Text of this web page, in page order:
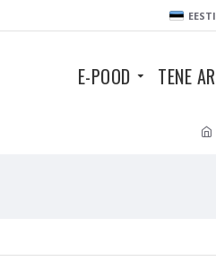
E-POOD TENE